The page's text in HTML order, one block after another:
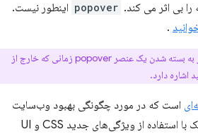
بی اثر می کند. popover اینطور نیست.
.
رد کردن نور به بسته شدن یک عنصر popover زمانی که خارج از
اشاره دارد.
است که در مورد چگونگی بهبود وب‌سایت
شرکت‌های تجارت الکترونیک با استفاده از ویژگی‌های جدید CSS و UI